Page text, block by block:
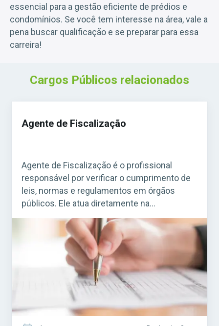
essencial para a gestão eficiente de prédios e
condomínios. Se você tem interesse na área, vale a
pena buscar qualificação e se preparar para essa
carreira!
Cargos Públicos relacionados
Agente de Fiscalização
Agente de Fiscalização é o profissional
responsável por verificar o cumprimento de
leis, normas e regulamentos em órgãos
públicos. Ele atua diretamente na
fiscalização de estabelecimentos, obras,
serviços e atividades que precisam seguir
regras específicas. Acesse agora o Curso
Grátis INSS 2026! O cargo é bastante comum
em concursos municipais e estaduais. Para
quem busca […]